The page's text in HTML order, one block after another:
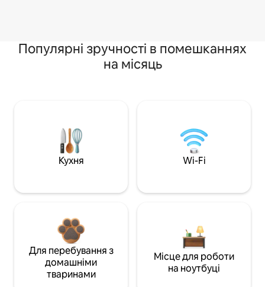
Популярні зручності в помешканнях
на місяць
Кухня Wi-Fi
Для перебування з
домашніми
тваринами
Місце для роботи
на ноутбуці